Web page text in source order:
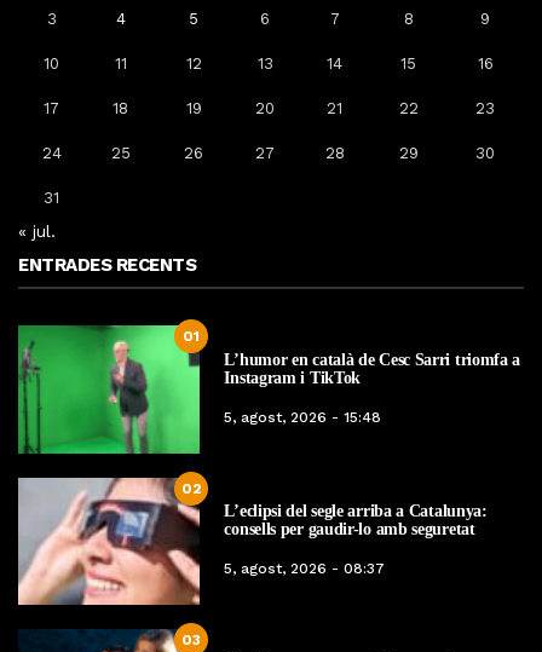
3 4 5 6 7 8 9
10 11 12 13 14 15 16
17 18 19 20 21 22 23
24 25 26 27 28 29 30
31
« jul.
ENTRADES RECENTS
01
L’humor en català de Cesc Sarri triomfa a
Instagram i TikTok
5, agost, 2026 - 15:48
02
L’eclipsi del segle arriba a Catalunya:
consells per gaudir-lo amb seguretat
5, agost, 2026 - 08:37
03